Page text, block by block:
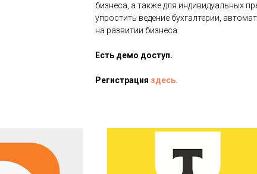
бизнеса, а также для индивидуальных
упростить ведение бухгалтерии,
на развитии бизнеса.
Есть демо доступ.
Регистрация здесь.